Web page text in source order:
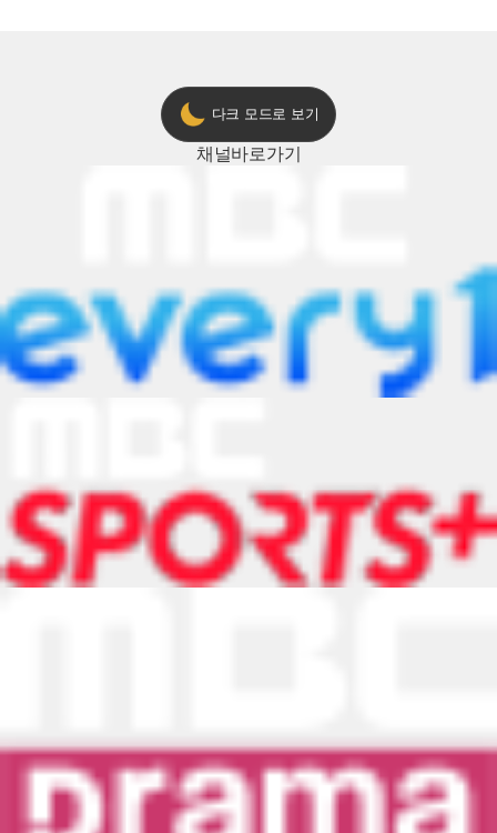
다크 모드로 보기
채널바로가기